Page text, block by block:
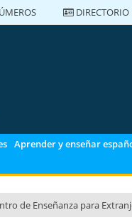
DIRECTORIO
Aprender y enseñar
de Enseñanza para